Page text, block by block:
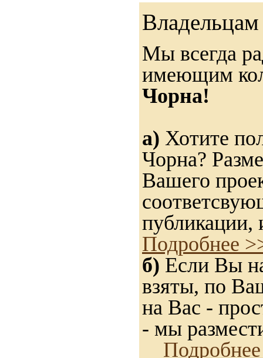
Мы всегда
имеющим
Чорна!
а) Хотите
Чорна?
Вашего
публикации,
Подробнее
б) Если Вы
взяты, по
на Вас -
- мы